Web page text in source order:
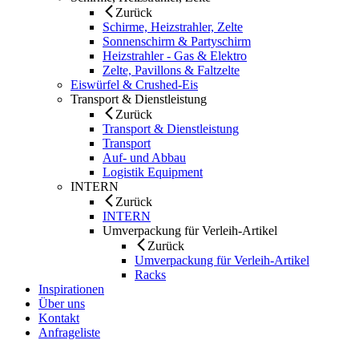
Zurück
Schirme, Heizstrahler, Zelte
Sonnenschirm & Partyschirm
Heizstrahler - Gas & Elektro
Zelte, Pavillons & Faltzelte
Eiswürfel & Crushed-Eis
Transport & Dienstleistung
Zurück
Transport & Dienstleistung
Transport
Auf- und Abbau
Logistik Equipment
INTERN
Zurück
INTERN
Umverpackung für Verleih-Artikel
Zurück
Umverpackung für Verleih-Artikel
Racks
Inspirationen
Über uns
Kontakt
Anfrageliste